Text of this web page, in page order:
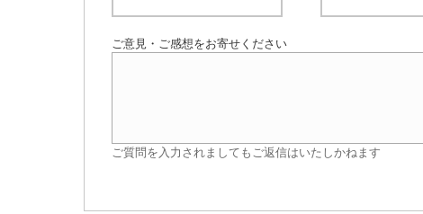
ご意見・ご感想をお寄せください
ご質問を入力されましてもご返信はいたしかねます